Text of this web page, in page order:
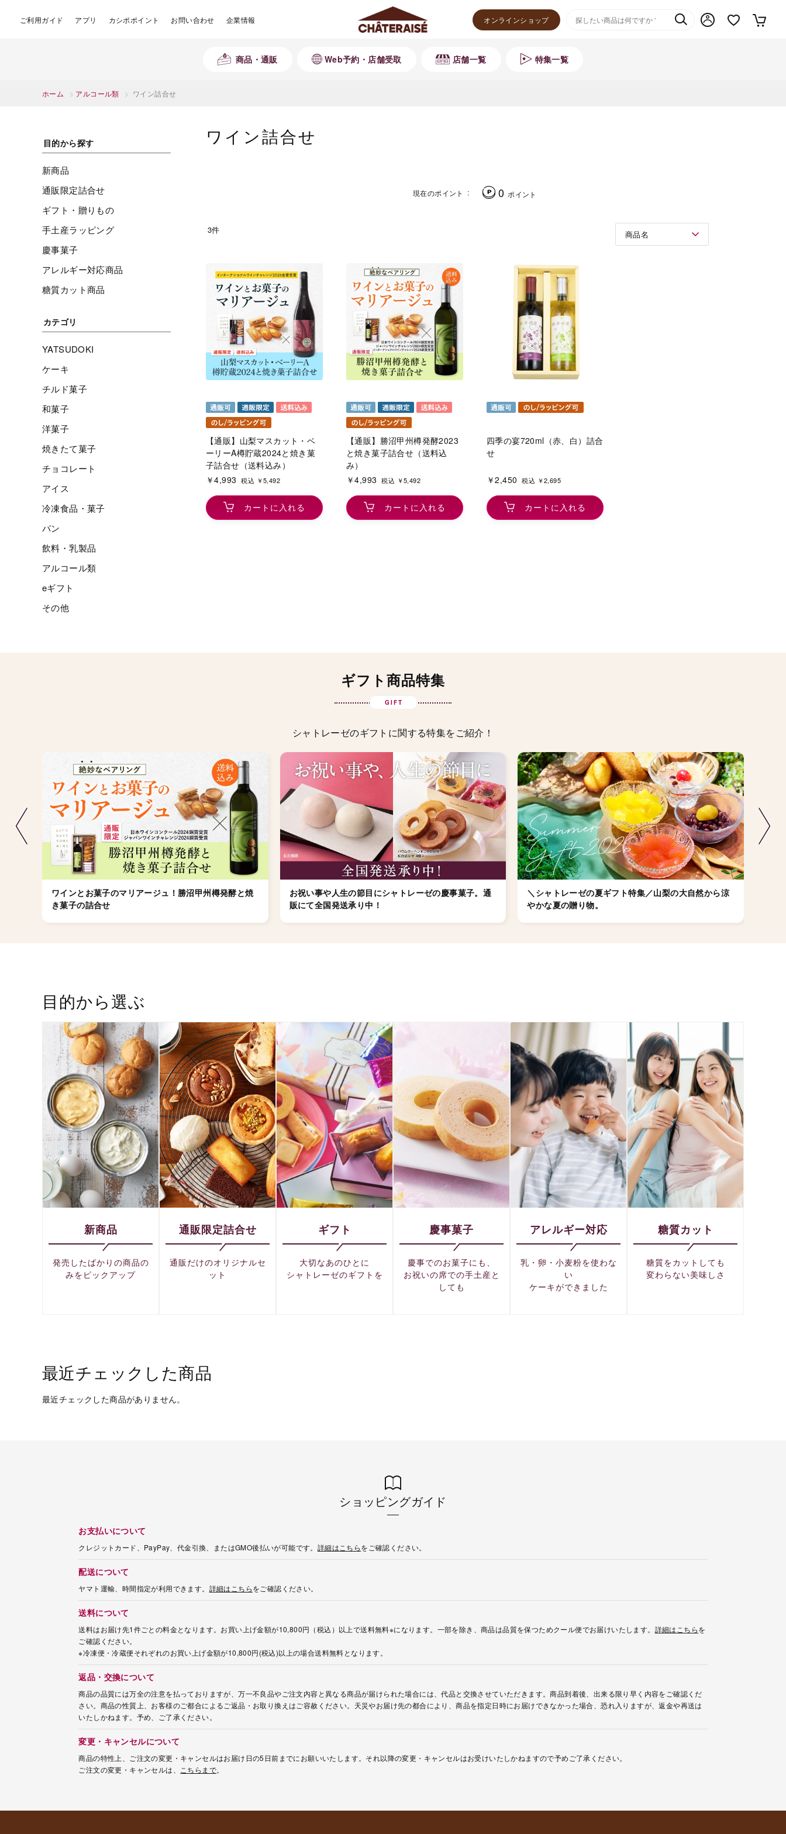
ご利用ガイド アプリ カシポポイント お問い合わせ 企業情報 オンラインショップ
商品・通販 Web予約・店舗受取 店舗一覧 特集一覧
ホーム > アルコール類 > ワイン詰合せ
目的から探す
新商品
通販限定詰合せ
ギフト・贈りもの
手土産ラッピング
慶事菓子
アレルギー対応商品
糖質カット商品
カテゴリ
YATSUDOKI
ケーキ
チルド菓子
和菓子
洋菓子
焼きたて菓子
チョコレート
アイス
冷凍食品・菓子
パン
飲料・乳製品
アルコール類
eギフト
その他
ワイン詰合せ
現在のポイント 0 ポイント
商品名
3件
【通販】山梨マスカット・ベ
ーリーA樽貯蔵2024と焼き菓
子詰合せ（送料込み）
￥4,993 税込 ￥5,492
カートに入れる
【通販】勝沼甲州樽発酵2023
と焼き菓子詰合せ（送料込
み）
￥4,993 税込 ￥5,492
カートに入れる
四季の宴720ml（赤、白）詰合
せ
￥2,450 税込 ￥2,695
カートに入れる
ギフト商品特集
GIFT
シャトレーゼのギフトに関する特集をご紹介！
ワインとお菓子のマリアージュ！勝沼甲州樽発酵と焼
き菓子の詰合せ
お祝い事や人生の節目にシャトレーゼの慶事菓子。通
販にて全国発送承り中！
＼シャトレーゼの夏ギフト特集／山梨の大自然から涼
やかな夏の贈り物。
目的から選ぶ
新商品
発売したばかりの商品の
みをピックアップ
通販限定詰合せ
通販だけのオリジナルセ
ット
ギフト
大切なあのひとに
シャトレーゼのギフトを
慶事菓子
慶事でのお菓子にも、
お祝いの席での手土産と
しても
アレルギー対応
乳・卵・小麦粉を使わな
い
ケーキができました
糖質カット
糖質をカットしても
変わらない美味しさ
最近チェックした商品
最近チェックした商品がありません。
ショッピングガイド
お支払いについて
クレジットカード、PayPay、代金引換、またはGMO後払いが可能です。 詳細はこちらをご確認ください。
配送について
ヤマト運輸、時間指定が利用できます。 詳細はこちらをご確認ください。
送料について
送料はお届け先1件ごとの料金となります。お買い上げ金額が10,800円（税込）以上で送料無料※になります。一部を除き、商品は品質を保つためクール便でお届けいたします。 詳細はこちらを
ご確認ください。
※冷凍便・冷蔵便それぞれのお買い上げ金額が10,800円(税込)以上の場合送料無料となります。
返品・交換について
商品の品質には万全の注意を払っておりますが、万一不良品やご注文内容と異なる商品が届けられた場合には、代品と交換させていただきます。商品到着後、出来る限り早く内容をご確認くだ
さい。商品の性質上、お客様のご都合によるご返品・お取り換えはご容赦ください。天災やお届け先の都合により、商品を指定日時にお届けできなかった場合、恐れ入りますが、返金や再送は
いたしかねます。予め、ご了承ください。
変更・キャンセルについて
商品の特性上、ご注文の変更・キャンセルはお届け日の5日前までにお願いいたします。それ以降の変更・キャンセルはお受けいたしかねますので予めご了承ください。
ご注文の変更・キャンセルは、
こちらまで。